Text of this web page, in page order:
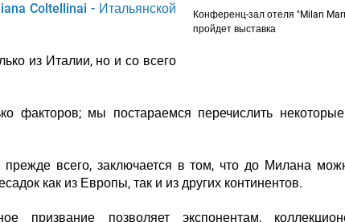
Конференц-зал отеля "Milan
пройдет выставка
Coltellinai - Итальянской
из Италии, но и со всего
факторов; мы постараемся перечислить
прежде всего, заключается в том, что до Милана
как из Европы, так и из других континентов.
призвание позволяет экспонентам,